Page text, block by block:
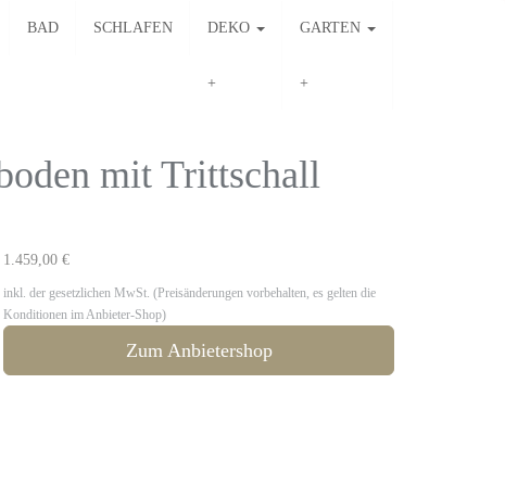
BAD SCHLAFEN DEKO GARTEN
mit Trittschall
1.459,00 €
inkl. der gesetzlichen MwSt. (Preisänderungen vorbehalten, es gelten die
Konditionen im Anbieter-Shop)
Zum Anbietershop